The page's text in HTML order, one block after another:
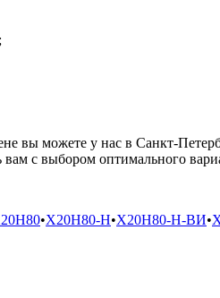
вы можете у нас в Санкт-
с выбором оптимального
•Х20Н80-Н•Х20Н80-Н-ВИ•